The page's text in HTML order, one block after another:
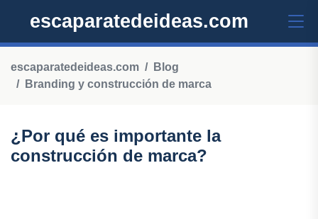
escaparatedeideas.com
escaparatedeideas.com
Blog
Branding y construcción de marca
¿Por qué es importante la
construcción de marca?